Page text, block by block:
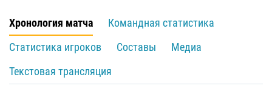
Хронология матча
Командная статистика
Статистика игроков
Составы
Медиа
Текстовая трансляция